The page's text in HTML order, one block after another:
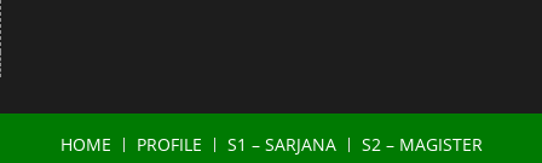
HOME PROFILE S1 – SARJANA
S2 – MAGISTER